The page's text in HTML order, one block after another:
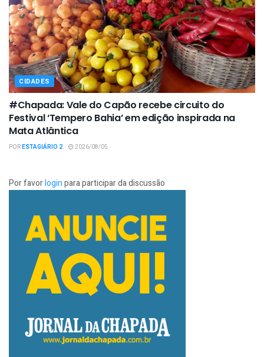
CIDADES
#Chapada: Vale do Capão recebe circuito do
Festival ‘Tempero Bahia’ em edição inspirada na
Mata Atlântica
PORESTAGIÁRIO 2 2026/08/05
Por favorloginpara participar da discussão